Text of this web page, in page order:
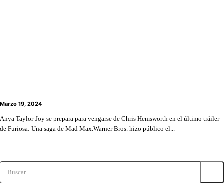
Marzo 19, 2024
Anya Taylor-Joy se prepara para vengarse de Chris Hemsworth en el último tráiler
de Furiosa: Una saga de Mad Max.Warner Bros. hizo público el...
Buscar